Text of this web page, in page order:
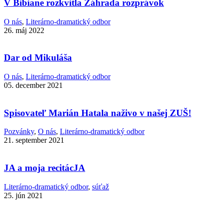
V Bibiane rozkvitla Záhrada rozprávok
O nás, Literárno-dramatický odbor
26. máj 2022
Dar od Mikuláša
O nás, Literárno-dramatický odbor
05. december 2021
Spisovateľ Marián Hatala naživo v našej ZUŠ!
Pozvánky, O nás, Literárno-dramatický odbor
21. september 2021
JA a moja recitácJA
Literárno-dramatický odbor, súťaž
25. jún 2021